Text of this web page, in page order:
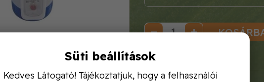
Süti beállítások
Kedves Látogató! Tájékoztatjuk, hogy a felhasználói